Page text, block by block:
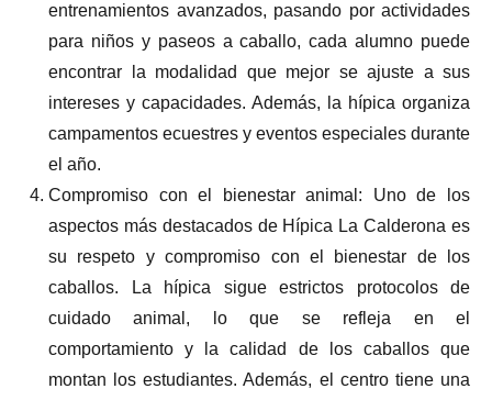
entrenamientos avanzados, pasando por actividades
para niños y paseos a caballo, cada alumno puede
encontrar la modalidad que mejor se ajuste a sus
intereses y capacidades. Además, la hípica organiza
campamentos ecuestres y eventos especiales durante
el año.
Compromiso con el bienestar animal: Uno de los
aspectos más destacados de Hípica La Calderona es
su respeto y compromiso con el bienestar de los
caballos. La hípica sigue estrictos protocolos de
cuidado animal, lo que se refleja en el
comportamiento y la calidad de los caballos que
montan los estudiantes. Además, el centro tiene una